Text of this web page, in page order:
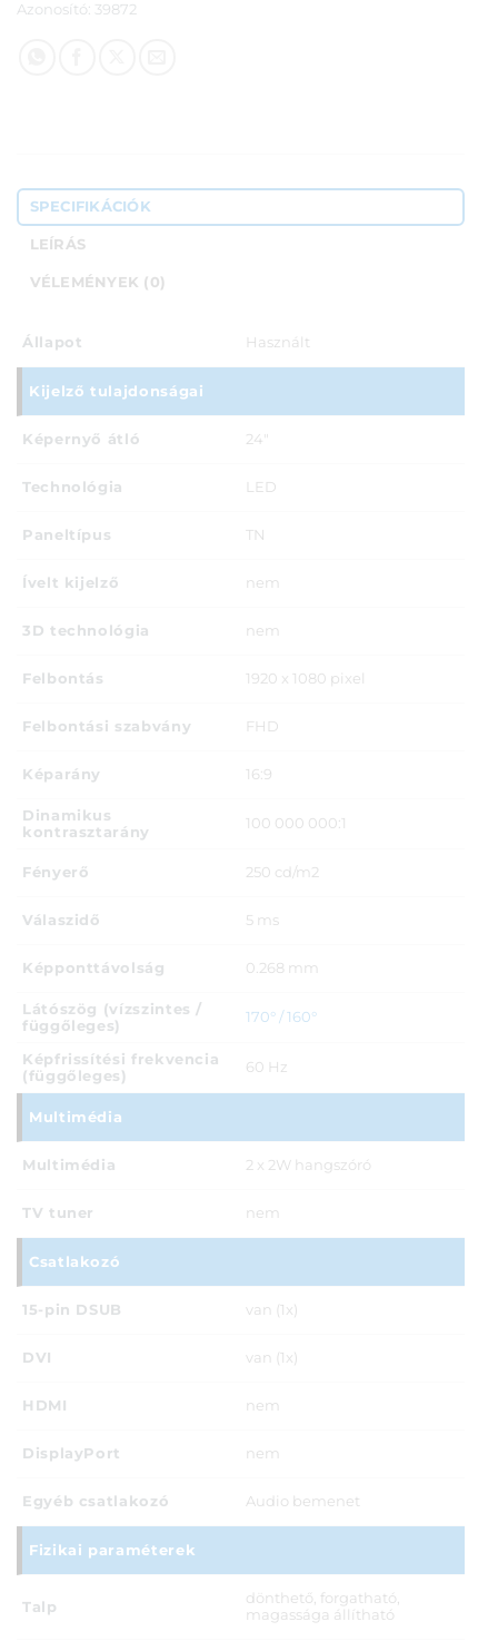
Azonosító: 39872
SPECIFIKÁCIÓK
LEÍRÁS
VÉLEMÉNYEK (0)
Állapot Használt
Kijelző tulajdonságai
Képernyő átló 24"
Technológia LED
Paneltípus TN
Ívelt kijelző nem
3D technológia nem
Felbontás 1920 x 1080 pixel
Felbontási szabvány FHD
Képarány 16:9
Dinamikus
kontrasztarány
100 000 000:1
Fényerő 250 cd/m2
Válaszidő 5 ms
Képponttávolság 0.268 mm
Látószög (vízszintes /
függőleges)
170° / 160°
Képfrissítési frekvencia
(függőleges)
60 Hz
Multimédia
Multimédia 2 x 2W hangszóró
TV tuner nem
Csatlakozó
15-pin DSUB van (1x)
DVI van (1x)
HDMI nem
DisplayPort nem
Egyéb csatlakozó Audio bemenet
Fizikai paraméterek
Talp
dönthető, forgatható,
magassága állítható